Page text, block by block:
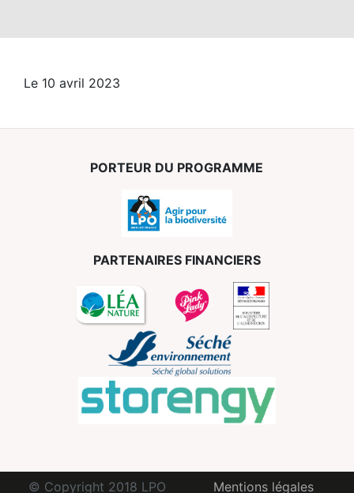
Le 10 avril 2023
PORTEUR DU PROGRAMME
PARTENAIRES FINANCIERS
© Copyright 2018 LPO Mentions légales